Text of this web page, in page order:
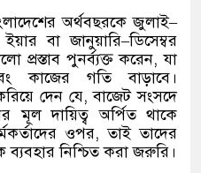
অর্থবছরকে জুলাই–
বা জানুয়ারি–ডিসেম্বর
প্রস্তাব পুনর্ব্যক্ত করেন,যা
কাজের গতি বাড়াবে।
দেন যে,বাজেট সংসদে
মূল দায়িত্ব অর্পিত থাকে
ওপর,তাই তাদের
নিশ্চিত করা জরুরি।